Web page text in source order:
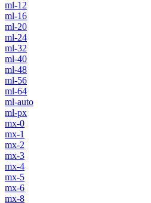
ml-12
ml-16
ml-20
ml-24
ml-32
ml-40
ml-48
ml-56
ml-64
ml-auto
ml-px
mx-0
mx-1
mx-2
mx-3
mx-4
mx-5
mx-6
mx-8